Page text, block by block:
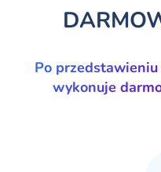
Po
wykonuje